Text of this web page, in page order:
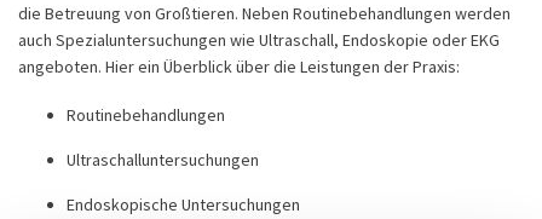
die Betreuung von Großtieren. Neben Routinebehandlungen werden
auch Spezialuntersuchungen wie Ultraschall, Endoskopie oder EKG
angeboten. Hier ein Überblick über die Leistungen der Praxis:
Routinebehandlungen
Ultraschalluntersuchungen
Endoskopische Untersuchungen